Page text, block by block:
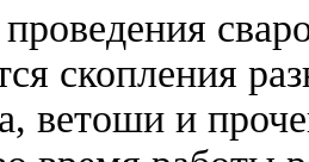
скопления
ветоши и